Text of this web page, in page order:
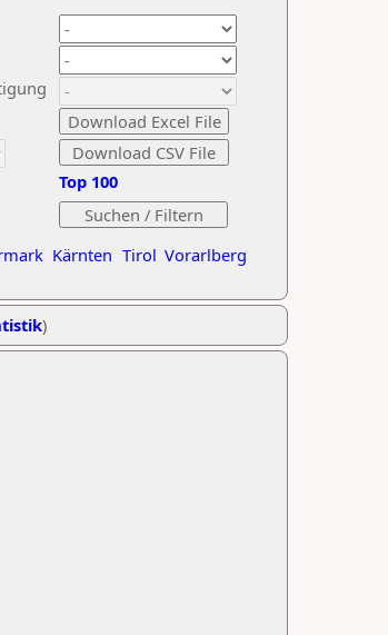
Kärnten Tirol Vorarlberg
Top 100
)